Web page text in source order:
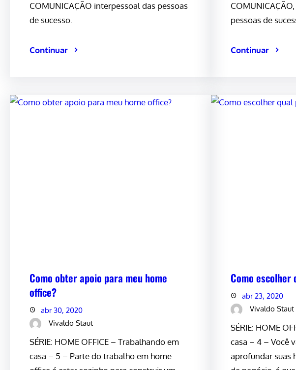
COMUNICAÇÃO interpessoal das pessoas
de sucesso.
Continuar
pessoas de
Continuar
Como obter apoio para meu home
office?
abr 30, 2020
Vivaldo Staut
SÉRIE: HOME OFFICE – Trabalhando em
casa – 5 – Parte do trabalho em home
Como
abr 23, 2020
Vivaldo Staut
SÉRIE: HOME
casa – 4 – Você
aprofundar suas